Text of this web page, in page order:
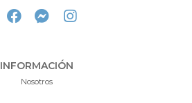
INFORMACIÓN
Nosotros